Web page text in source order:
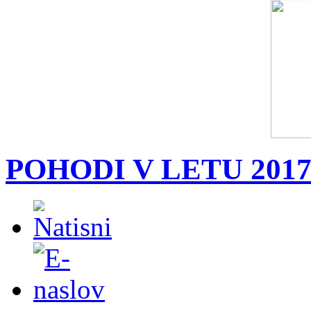
POHODI V LETU 2017